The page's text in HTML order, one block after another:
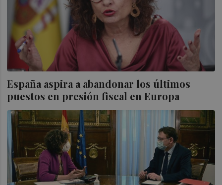
España aspira a abandonar los últimos
puestos en presión fiscal en Europa